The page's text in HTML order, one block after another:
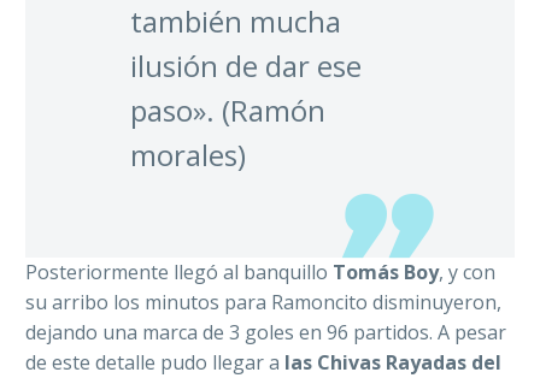
también mucha
ilusión de dar ese
paso». (Ramón
morales)
Posteriormente llegó al banquillo Tomás Boy, y con
su arribo los minutos para Ramoncito disminuyeron,
dejando una marca de 3 goles en 96 partidos. A pesar
de este detalle pudo llegar a las Chivas Rayadas del